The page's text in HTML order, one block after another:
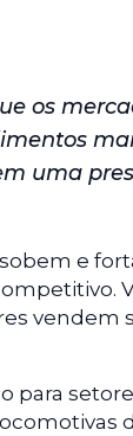
os
uma
e
vendem